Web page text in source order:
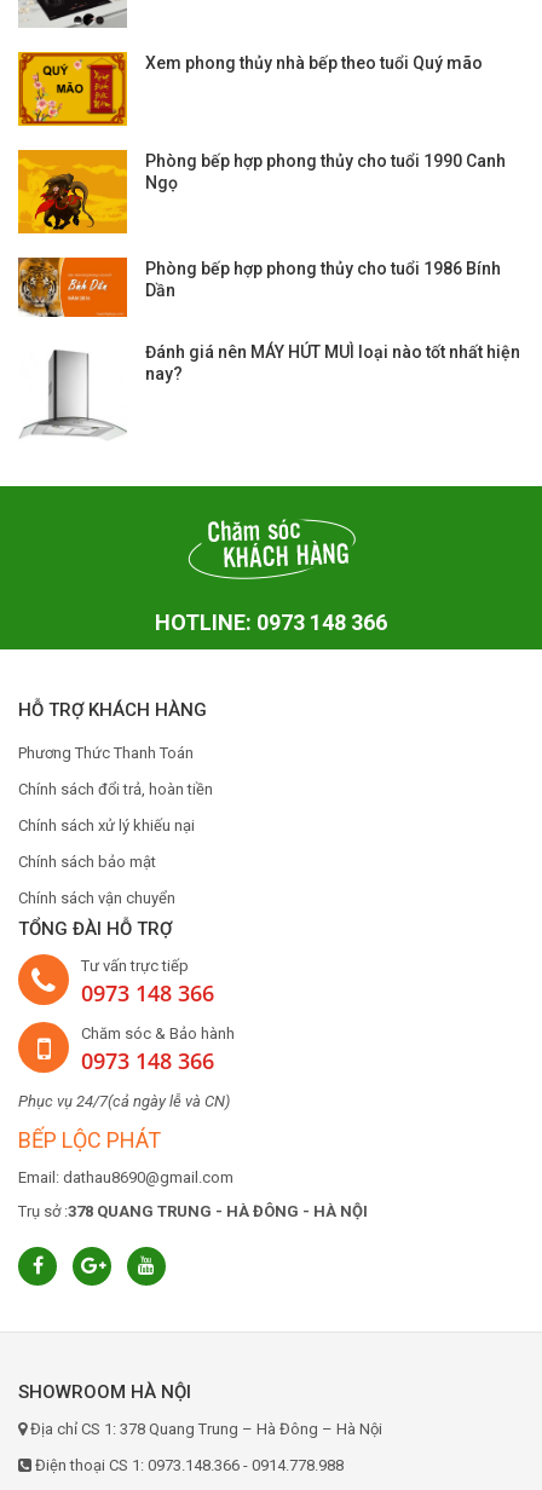
Xem phong thủy nhà bếp theo tuổi Quý mão
Phòng bếp hợp phong thủy cho tuổi 1990 Canh
Ngọ
Phòng bếp hợp phong thủy cho tuổi 1986 Bính
Dần
Đánh giá nên MÁY HÚT MUÌ loại nào tốt nhất hiện
nay?
HOTLINE: 0973 148 366
HỖ TRỢ KHÁCH HÀNG
Phương Thức Thanh Toán
Chính sách đổi trả, hoàn tiền
Chính sách xử lý khiếu nại
Chính sách bảo mật
Chính sách vận chuyển
TỔNG ĐÀI HỖ TRỢ
Tư vấn trực tiếp
0973 148 366
Chăm sóc & Bảo hành
0973 148 366
Phục vụ 24/7(cả ngày lễ và CN)
BẾP LỘC PHÁT
Email: dathau8690@gmail.com
Trụ sở :378 QUANG TRUNG - HÀ ĐÔNG - HÀ NỘI
SHOWROOM HÀ NỘI
Địa chỉ CS 1: 378 Quang Trung – Hà Đông – Hà Nội
Điện thoại CS 1: 0973.148.366 - 0914.778.988